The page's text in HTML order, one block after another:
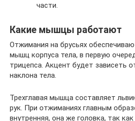
части.
Какие мышцы работают
Отжимания на брусьях
мышц корпуса тела, в первую
трицепса. Акцент будет зависеть
наклона тела.
Трехглавая мышца составляет
рук. При отжиманиях главным
внутренняя, она же головка, так